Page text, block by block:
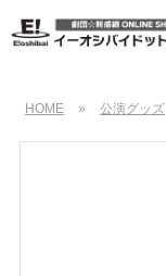
HOME » 公演グッズ